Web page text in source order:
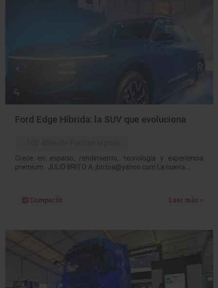
Ford Edge Híbrida: la SUV que evoluciona
Crece en espacio, rendimiento, tecnología y experiencia
premium JULIO BRITO A. jbritoa@yahoo.com La nueva…
Compartir Leer más »